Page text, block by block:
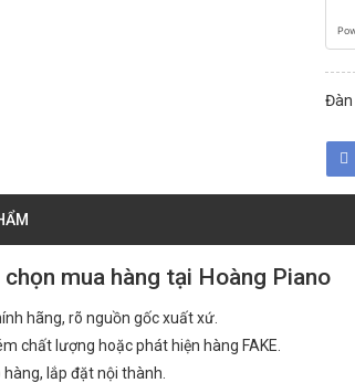
Đàn
mua hàng tại Hoàng Piano
hãng, rõ nguồn gốc xuất xứ.
chất lượng hoặc phát hiện hàng FAKE.
hàng, lắp đặt nội thành.